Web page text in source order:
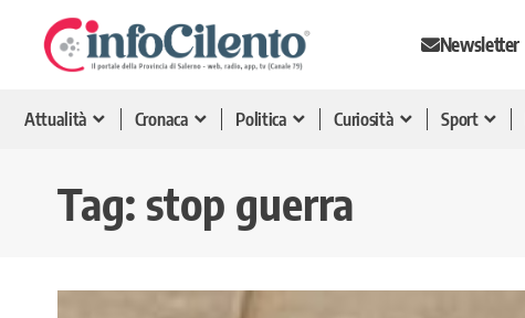
Newsletter
Attualità Cronaca Politica Curiosità Sport
Tag: stop guerra